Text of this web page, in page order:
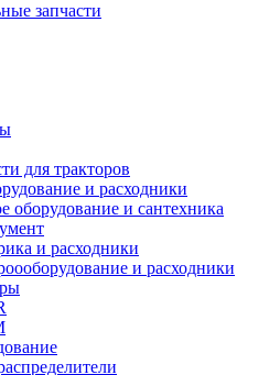
запчасти
для тракторов
и расходники
оборудование и сантехника
и расходники
и расходники